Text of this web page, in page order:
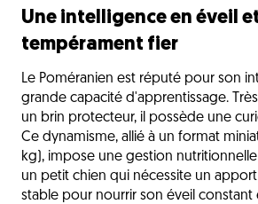
Une intelligence en éveil
tempérament fier
Le Poméranien est réputé pour son
grande capacité d'apprentissage.
un brin protecteur, il possède une
Ce dynamisme, allié à un format
kg), impose une gestion
un petit chien qui nécessite un
stable pour nourrir son éveil constant